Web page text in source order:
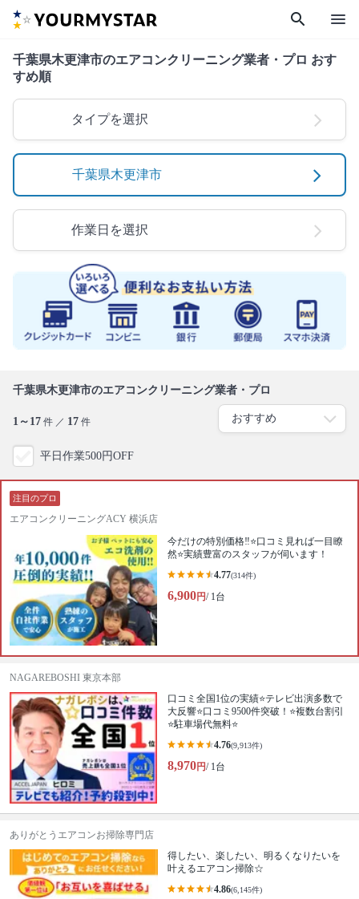
search menu
千葉県木更津市のエアコンクリーニング業者・プロ おす
すめ順
タイプを選択
千葉県木更津市
作業日を選択
千葉県木更津市のエアコンクリーニング業者・プロ
1～17 件 ／ 17 件
平日作業500円OFF
注目のプロ
エアコンクリーニングACY 横浜店
今だけの特別価格‼️⭐口コミ見れば一目瞭
然⭐実績豊富のスタッフが伺います！
4.77(314件)
6,900円/ 1台
NAGAREBOSHI 東京本部
口コミ全国1位の実績⭐テレビ出演多数で
大反響⭐口コミ9500件突破！⭐複数台割引
⭐駐車場代無料⭐
4.76(9,913件)
8,970円/ 1台
ありがとうエアコンお掃除専門店
得したい、楽したい、明るくなりたいを
叶えるエアコン掃除☆
4.86(6,145件)